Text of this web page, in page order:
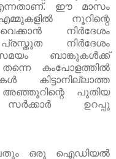
ഈ മാസം
നൂറിന്റെ
നിര്‍ദേശം
നിര്‍ദേശം
ബാങ്കുകള്‍ക്ക്
കംപോളത്തില്‍
കിട്ടാനില്ലാത്ത
പുതിയ
ഉറപ്പു
ഒരു ഐഡിയല്‍